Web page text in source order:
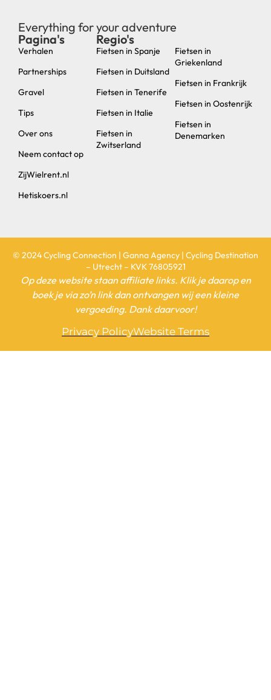
Everything for your adventure
Pagina's
Verhalen
Partnerships
Gravel
Tips
Over ons
Neem contact op
ZijWielrent.nl
Hetiskoers.nl
Regio's
Fietsen in Spanje
Fietsen in Duitsland
Fietsen in Tenerife
Fietsen in Italie
Fietsen in
Zwitserland
Fietsen in
Griekenland
Fietsen in Frankrijk
Fietsen in Oostenrijk
Fietsen in
Denemarken
© 2024 Cycling Connection | Ganna Agency | Cycling Destination
– Utrecht – KVK 76805921
Op deze website staan affiliate links. Klik je daarop en
boek je via zo’n link dan ontvangen wij een kleine
vergoeding. Dank daarvoor!
Privacy PolicyWebsite Terms